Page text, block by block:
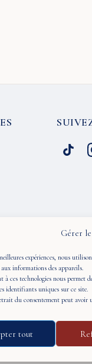
Gérer
expériences, nous
aux informations des appareils.
à ces technologies nous permet
identifiants uniques sur ce site.
du consentement peut
tout